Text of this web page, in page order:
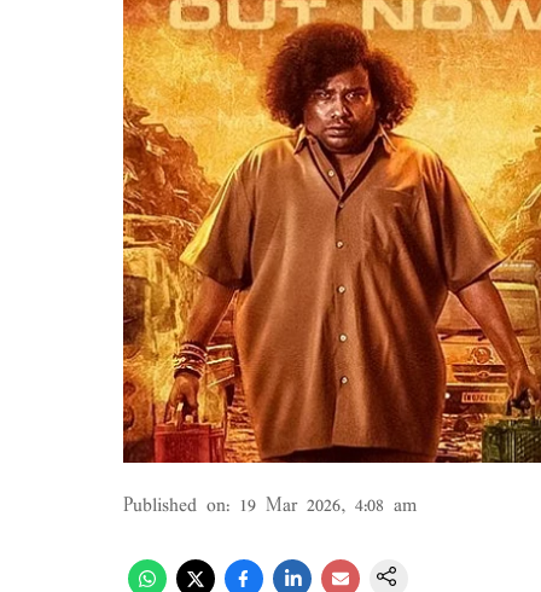
Published on: 19 Mar 2026, 4:08 am